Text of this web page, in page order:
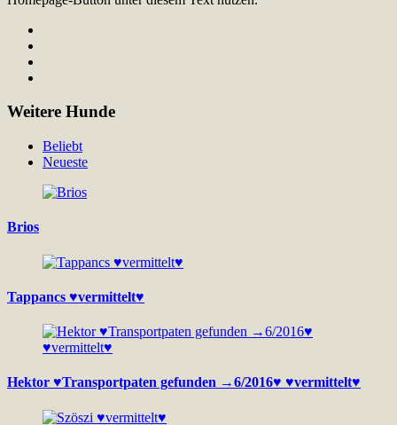
Weitere Hunde
Beliebt
Neueste
Brios
Tappancs ♥vermittelt♥
Hektor ♥Transportpaten gefunden →6/2016♥ ♥vermittelt♥